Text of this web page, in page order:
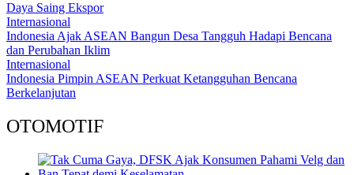
Daya Saing Ekspor
Internasional
Indonesia Ajak ASEAN Bangun Desa Tangguh Hadapi Bencana
dan Perubahan Iklim
Internasional
Indonesia Pimpin ASEAN Perkuat Ketangguhan Bencana
Berkelanjutan
OTOMOTIF